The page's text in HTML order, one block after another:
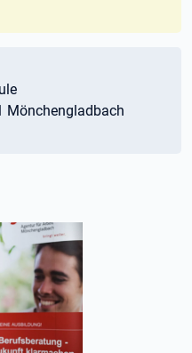
Mönchengladbach